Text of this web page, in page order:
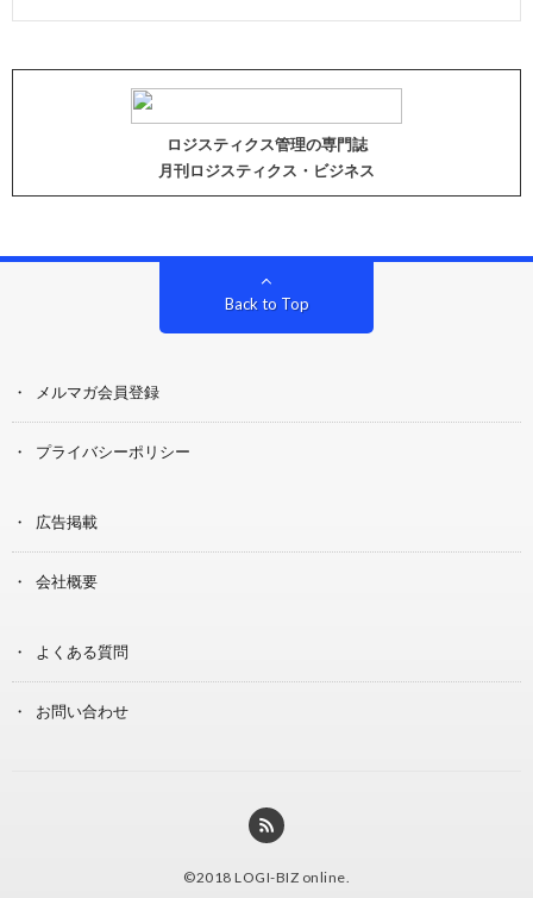
ロジスティクス管理の専門誌
月刊ロジスティクス・ビジネス
Back to Top
メルマガ会員登録
プライバシーポリシー
広告掲載
会社概要
よくある質問
お問い合わせ
©2018 LOGI-BIZ online.